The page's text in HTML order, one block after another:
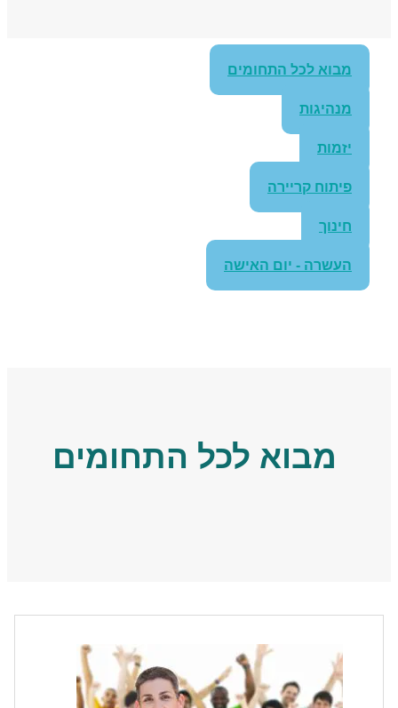
מבוא לכל התחומים
מנהיגות
יזמות
פיתוח קריירה
חינוך
העשרה - יום האישה
מבוא לכל התחומים